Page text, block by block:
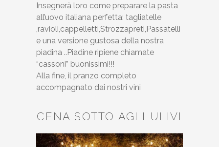
Insegnerà loro come preparare la pasta
all’uovo italiana perfetta: tagliatelle
,ravioli,cappelletti,Strozzapreti,Passatelli
e una versione gustosa della nostra
piadina ..Piadine ripiene chiamate
“cassoni” buonissimi!!!
Alla fine, il pranzo completo
accompagnato dai nostri vini
CENA SOTTO AGLI ULIVI